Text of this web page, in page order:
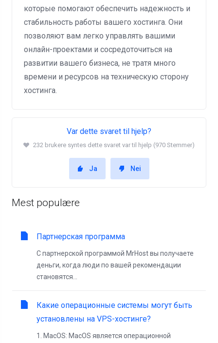
которые помогают обеспечить надежность и
стабильность работы вашего хостинга. Они
позволяют вам легко управлять вашими
онлайн-проектами и сосредоточиться на
развитии вашего бизнеса, не тратя много
времени и ресурсов на техническую сторону
хостинга.
Var dette svaret til hjelp?
232 brukere syntes dette svaret var til hjelp (970 Stemmer)
Ja Nei
Mest populære
Партнерская программа
С партнерской программой MrHost вы получаете
деньги, когда люди по вашей рекомендации
становятся...
Какие операционные системы могут быть
установлены на VPS-хостинге?
1. MacOS: MacOS является операционной